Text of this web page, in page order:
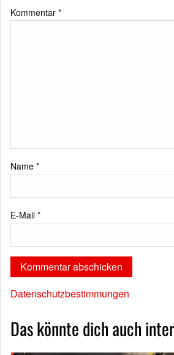
Kommentar *
Name *
E-Mail *
Datenschutzbestimmungen
Das könnte dich auch